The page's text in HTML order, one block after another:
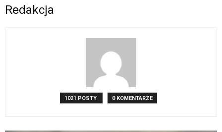
Redakcja
1021 POSTY 0 KOMENTARZE